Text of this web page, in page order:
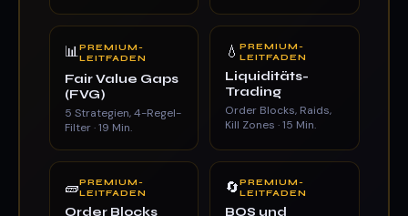
📊PREMIUM-
LEITFADEN
Fair Value Gaps
(FVG)
5 Strategien, 4-Regel-
Filter · 19 Min.
💧 PREMIUM-
LEITFADEN
Liquiditäts-
Trading
Order Blocks, Raids,
Kill Zones · 15 Min.
🧱PREMIUM-
LEITFADEN
Order Blocks
🔄PREMIUM-
LEITFADEN
BOS und